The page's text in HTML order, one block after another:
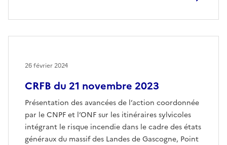
CRFB du 21 novembre 2023
Présentation des avancées de l’action coordonnée
par le CNPF et l’ONF sur les itinéraires sylvicoles
intégrant le risque incendie dans le cadre des états
généraux du massif des Landes de Gascogne, Point
26 février 2024